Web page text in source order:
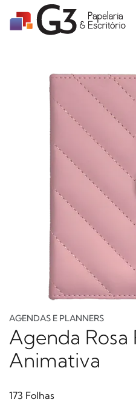
AGENDAS E PLANNERS
Agenda Rosa
Animativa
173 Folhas